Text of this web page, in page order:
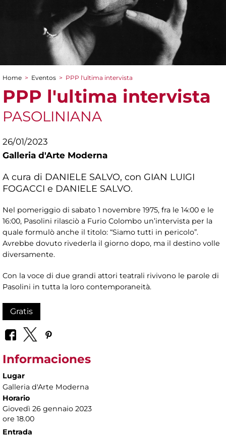
You are here
Home > Eventos > PPP l'ultima intervista
PPP l'ultima intervista
PASOLINIANA
26/01/2023
Galleria d'Arte Moderna
A cura di DANIELE SALVO, con GIAN LUIGI
FOGACCI e DANIELE SALVO.
Nel pomeriggio di sabato 1 novembre 1975, fra le 14:00 e le
16:00, Pasolini rilasciò a Furio Colombo un’intervista per la
quale formulò anche il titolo: “Siamo tutti in pericolo”.
Avrebbe dovuto rivederla il giorno dopo, ma il destino volle
diversamente.
Con la voce di due grandi attori teatrali rivivono le parole di
Pasolini in tutta la loro contemporaneità.
Gratis
Informaciones
Lugar
Galleria d'Arte Moderna
Horario
Giovedì 26 gennaio 2023
ore 18.00
Entrada